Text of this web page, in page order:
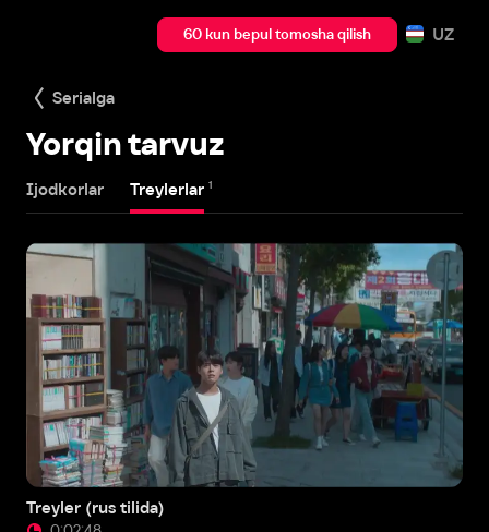
60 kun bepul tomosha qilish UZ
Serialga
Yorqin tarvuz
Ijodkorlar Treylerlar 1
Treyler (rus tilida)